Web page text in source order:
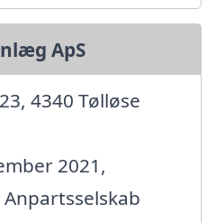
ApS
4340 Tølløse
2021,